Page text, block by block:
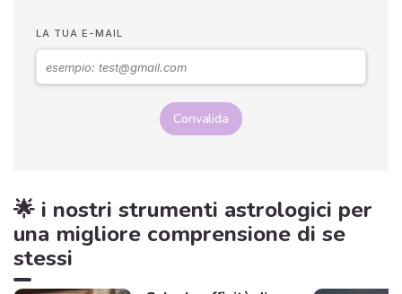
LA TUA E-MAIL
Convalida
🌟 i nostri strumenti astrologici per
una migliore comprensione di se
stessi